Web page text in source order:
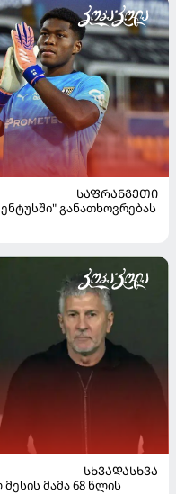
ᲡᲐᲤᲠᲐᲜᲒᲔᲗᲘ
განათხოვრებას
ᲡᲮᲕᲐᲓᲐᲡᲮᲕᲐ
მამა 68 წლის